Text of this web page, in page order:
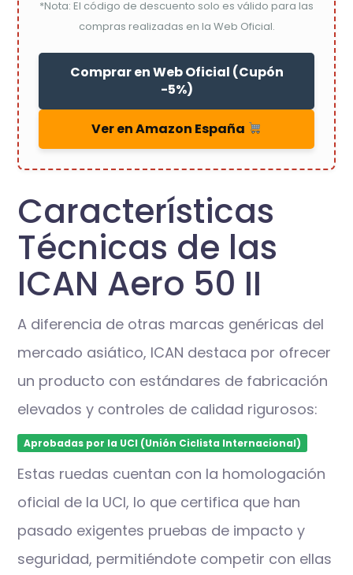
*Nota: El código de descuento solo es válido para las
compras realizadas en la Web Oficial.
Comprar en Web Oficial (Cupón
-5%)
Ver en Amazon España
Características
Técnicas de las
ICAN Aero 50 II
A diferencia de otras marcas genéricas del
mercado asiático, ICAN destaca por ofrecer
un producto con estándares de fabricación
elevados y controles de calidad rigurosos:
Aprobadas por la UCI (Unión Ciclista Internacional)
Estas ruedas cuentan con la homologación
oficial de la UCI, lo que certifica que han
pasado exigentes pruebas de impacto y
seguridad, permitiéndote competir con ellas